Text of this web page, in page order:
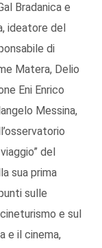
Bradanica e
ideatore del
di
Matera, Delio
Eni Enrico
Messina,
del
sua prima
sulle
e sul
e il cinema,